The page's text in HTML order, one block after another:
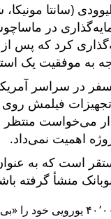
(سانتا
در
کرد که
به موفقیت یک
فیلمش روی
می‌خواست منتظر
اهمیت نمی‌داد.
است که به
منشأ گرفته